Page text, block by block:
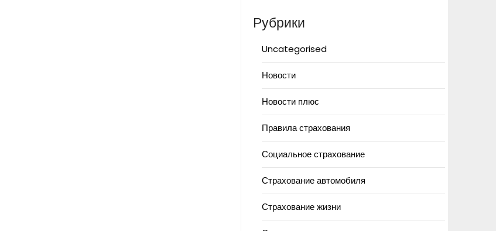
Рубрики
Uncategorised
Новости
Новости плюс
Правила страхования
Социальное страхование
Страхование автомобиля
Страхование жизни